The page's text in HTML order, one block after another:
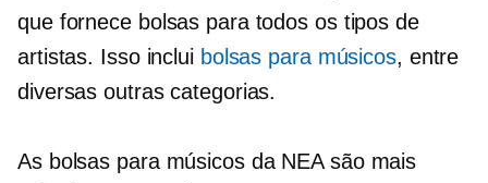
que fornece bolsas para todos os tipos de
artistas. Isso inclui bolsas para músicos, entre
diversas outras categorias.
As bolsas para músicos da NEA são mais